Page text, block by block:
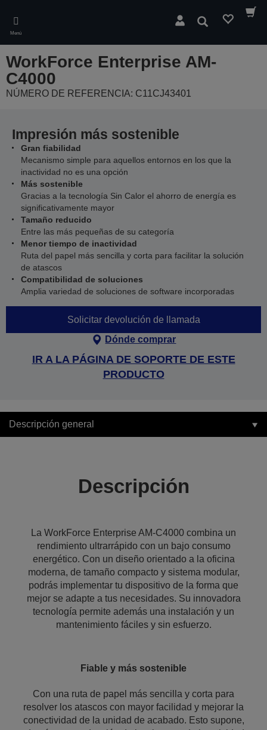
main
content
Menú
Buscar
WorkForce Enterprise AM-
C4000
NÚMERO DE REFERENCIA: C11CJ43401
Impresión más sostenible
Gran fiabilidad
Mecanismo simple para aquellos entornos en los que la
inactividad no es una opción
Más sostenible
Gracias a la tecnología Sin Calor el ahorro de energía es
significativamente mayor
Tamaño reducido
Entre las más pequeñas de su categoría
Menor tiempo de inactividad
Ruta del papel más sencilla y corta para facilitar la solución
de atascos
Compatibilidad de soluciones
Amplia variedad de soluciones de software incorporadas
Solicitar devolución de llamada
Dónde comprar
IR A LA PÁGINA DE SOPORTE DE ESTE
PRODUCTO
Descripción general
Descripción
La WorkForce Enterprise AM-C4000 combina un
rendimiento ultrarrápido con un bajo consumo
energético. Con un diseño orientado a la oficina
moderna, de tamaño compacto y sistema modular,
podrás implementar tu dispositivo de la forma que
mejor se adapte a tus necesidades. Su innovadora
tecnología permite además una instalación y un
mantenimiento fáciles y sin esfuerzo.
Fiable y más sostenible
Con una ruta de papel más sencilla y corta para
resolver los atascos con mayor facilidad y mejorar la
conectividad de la unidad de acabado. Esto supone,